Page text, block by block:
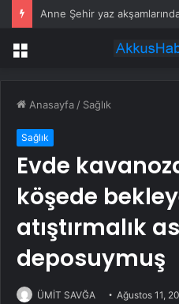
Anne Şehir yaz
Menü
Anasayfa / Sağlık
Sağlık
Evde
köşede
atıştırmalık
deposuymuş
ÜMİT SAVĞA Ağustos 11,